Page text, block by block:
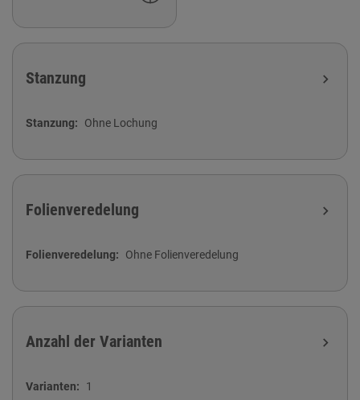
Stanzung
Stanzung Ohne Lochung
expand_more
Folienveredelung
Folienveredelung Ohne Folienveredelung
expand_more
Anzahl der Varianten
Varianten 1
expand_more